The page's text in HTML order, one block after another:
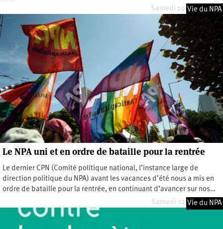
Samedi 19 juillet 2025
Vie du NPA
Le NPA uni et en ordre de bataille pour la rentrée
Le dernier CPN (Comité politique national, l’instance large de
direction politique du NPA) avant les vacances d’été nous a mis en
ordre de bataille pour la rentrée, en continuant d’avancer sur nos…
Samedi 12 juillet 2025
Vie du NPA